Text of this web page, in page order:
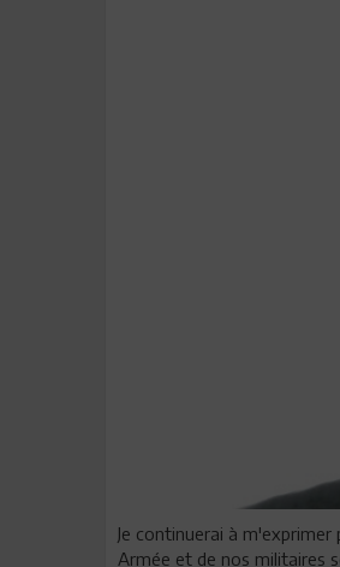
Je continuerai à
Armée et de nos militaires